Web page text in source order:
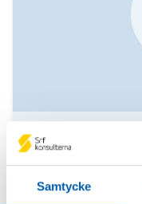
Samtycke
Ämne
Lönehantering